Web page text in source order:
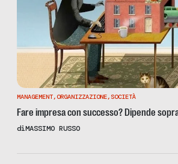
MANAGEMENT,ORGANIZZAZIONE, SOCIETÀ
Fare impresa con successo? Dipende
diMASSIMO RUSSO